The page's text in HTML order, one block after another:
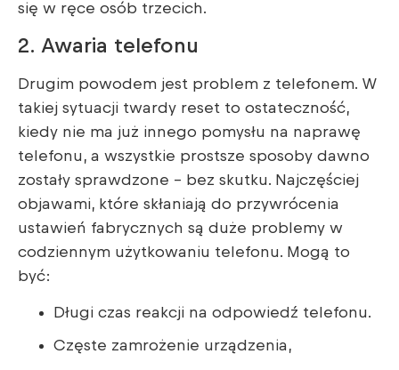
się w ręce osób trzecich.
2. Awaria telefonu
Drugim powodem jest problem z telefonem. W
takiej sytuacji twardy reset to ostateczność,
kiedy nie ma już innego pomysłu na naprawę
telefonu, a wszystkie prostsze sposoby dawno
zostały sprawdzone – bez skutku. Najczęściej
objawami, które skłaniają do przywrócenia
ustawień fabrycznych są duże problemy w
codziennym użytkowaniu telefonu. Mogą to
być:
Długi czas reakcji na odpowiedź telefonu.
Częste zamrożenie urządzenia,